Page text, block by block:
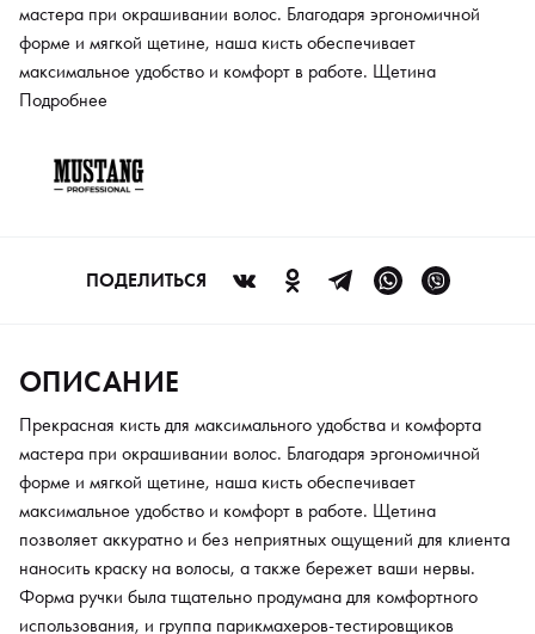
мастера при окрашивании волос. Благодаря эргономичной
форме и мягкой щетине, наша кисть обеспечивает
максимальное удобство и комфорт в работе. Щетина
позволяет аккуратно и без неприятных ощущений для клиента
Форма ручки была тщательно продумана для комфортного
использования, и группа парикмахеров-тестировщиков
Подробнее
ПОДЕЛИТЬСЯ
ОПИСАНИЕ
Прекрасная кисть для максимального удобства и комфорта
мастера при окрашивании волос. Благодаря эргономичной
форме и мягкой щетине, наша кисть обеспечивает
максимальное удобство и комфорт в работе. Щетина
позволяет аккуратно и без неприятных ощущений для клиента
наносить краску на волосы, а также бережет ваши нервы.
Форма ручки была тщательно продумана для комфортного
использования, и группа парикмахеров-тестировщиков